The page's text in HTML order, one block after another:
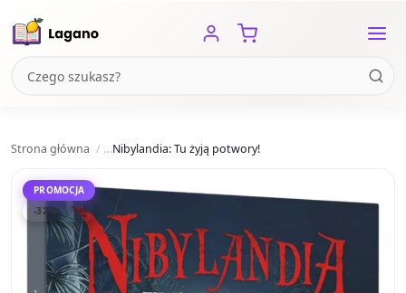
Strona główna Nibylandia: Tu żyją potwory!
PROMOCJA
-32%